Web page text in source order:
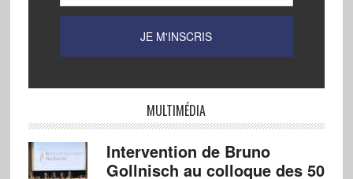
MULTIMÉDIA
Intervention de Bruno
Gollnisch au colloque des 50